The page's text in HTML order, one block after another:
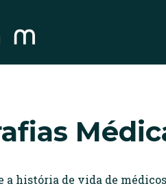
a história de vida de